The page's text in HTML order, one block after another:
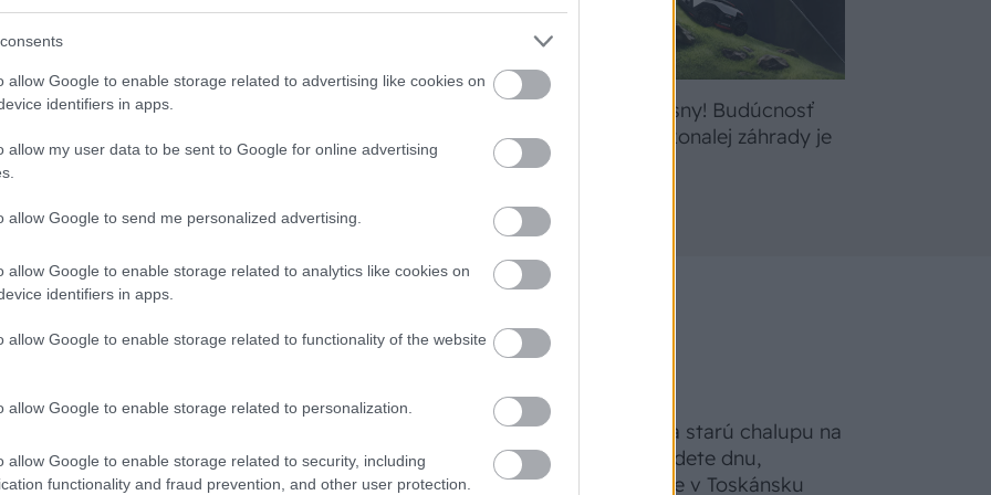
allow Google to enable storage related to advertising like cookies on
identifiers in apps.
allow my user data to be sent to Google for online advertising
allow Google to send me personalized advertising.
allow Google to enable storage related to analytics like cookies on
identifiers in apps.
allow Google to enable storage related to functionality of the website
allow Google to enable storage related to personalization.
allow Google to enable storage related to security, including
functionality and fraud prevention, and other user protection.
klasická izolácia
to vyriešiť raz a navždy
budúci rok vám kvety
Žite svoje sny! Budúcnosť
údržby dokonalej záhrady je
na miesta, na ktoré
deň
CHALUPA
Na Morave prerobila starú chalupu na
nepoznanie: Keď vojdete dnu,
zabudnete, že nie ste v Toskánsku